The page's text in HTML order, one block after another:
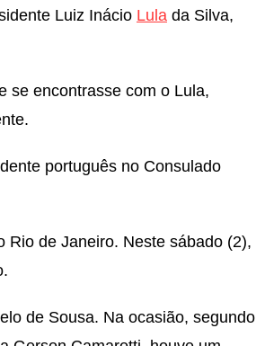
Luiz Inácio Lula da Silva,
se encontrasse com o Lula,
português no Consulado
Rio de Janeiro. Neste sábado (2),
de Sousa. Na ocasião, segundo